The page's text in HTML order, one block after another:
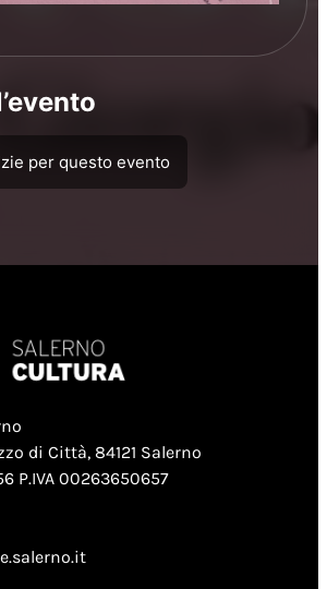
per questo evento
di Città, 84121 Salerno
P.IVA 00263650657